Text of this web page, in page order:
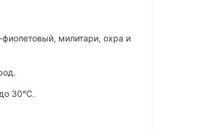
милитари, охра и
30°C.